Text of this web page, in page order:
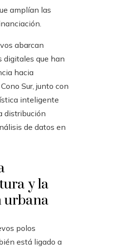
amplían las
abarcan
digitales que han
hacia
Sur, junto con
inteligente
distribución
de datos en
y la
urbana
polos
está ligado a